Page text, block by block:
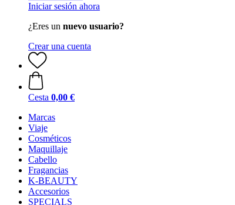
Iniciar sesión ahora
¿Eres un nuevo usuario?
Crear una cuenta
Cesta 0,00 €
Marcas
Viaje
Cosméticos
Maquillaje
Cabello
Fragancias
K-BEAUTY
Accesorios
SPECIALS